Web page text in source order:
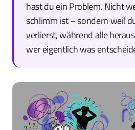
hast du ein Problem. Nicht
schlimm ist – sondern weil
verlierst, während alle
wer eigentlich was